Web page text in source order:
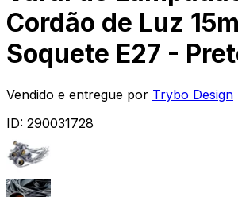
Cordão de Luz
Soquete E27 -
Vendido e entregue por Trybo Design
ID: 290031728